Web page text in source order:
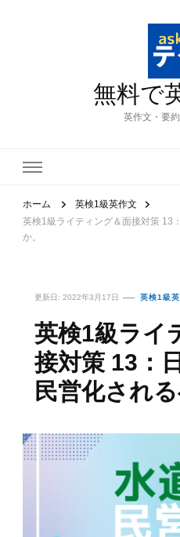
無料で
英作文・要
ホーム
英検1級英作文
英検1級ライティング＆面接対策 13
か。
更新日: 2022年3月17日 英検1級
英検1級ライ
接対策 13：
民営化される